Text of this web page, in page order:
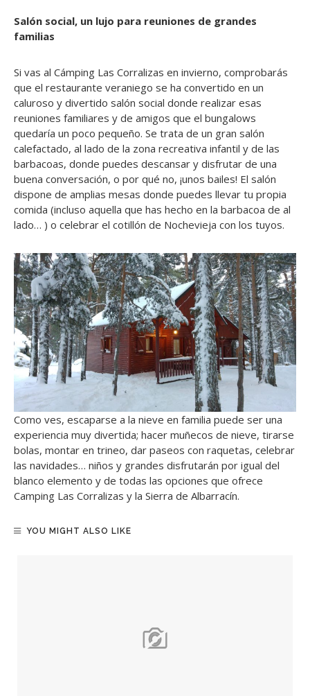
Salón social, un lujo para reuniones de grandes
familias
Si vas al Cámping Las Corralizas en invierno, comprobarás
que el restaurante veraniego se ha convertido en un
caluroso y divertido salón social donde realizar esas
reuniones familiares y de amigos que el bungalows
quedaría un poco pequeño. Se trata de un gran salón
calefactado, al lado de la zona recreativa infantil y de las
barbacoas, donde puedes descansar y disfrutar de una
buena conversación, o por qué no, ¡unos bailes! El salón
dispone de amplias mesas donde puedes llevar tu propia
comida (incluso aquella que has hecho en la barbacoa de al
lado… ) o celebrar el cotillón de Nochevieja con los tuyos.
Como ves, escaparse a la nieve en familia puede ser una
experiencia muy divertida; hacer muñecos de nieve, tirarse
bolas, montar en trineo, dar paseos con raquetas, celebrar
las navidades… niños y grandes disfrutarán por igual del
blanco elemento y de todas las opciones que ofrece
Camping Las Corralizas y la Sierra de Albarracín.
YOU MIGHT ALSO LIKE